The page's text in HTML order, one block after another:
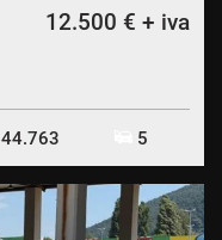
12.500 € + iva
44.763 5